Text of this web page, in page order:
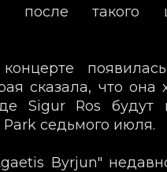
после такого
сказала, что она
Sigur Ros будут
седьмого июля.
Byrjun"